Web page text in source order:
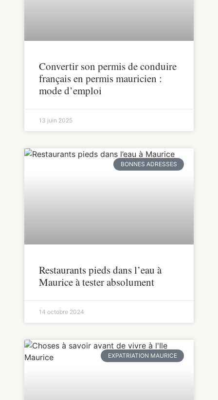
Convertir son permis de conduire
français en permis mauricien :
mode d’emploi
13 juin 2025
BONNES ADRESSES
Restaurants pieds dans l’eau à
Maurice à tester absolument
14 octobre 2024
EXPATRIATION MAURICE